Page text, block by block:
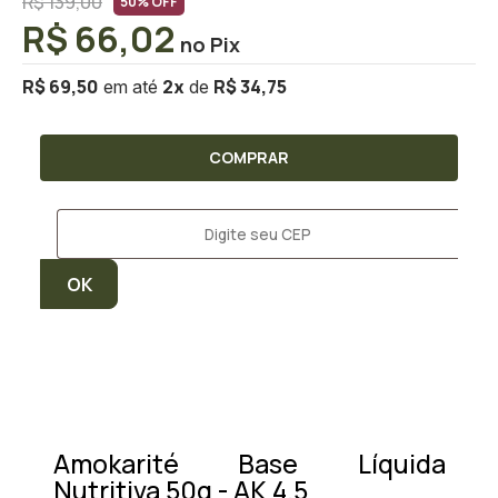
R$ 69,50 2x R$ 34,75
R$ 66,02
COMPRAR
Amokarité Base Líquida
Nutritiva 50g - AK 4.5